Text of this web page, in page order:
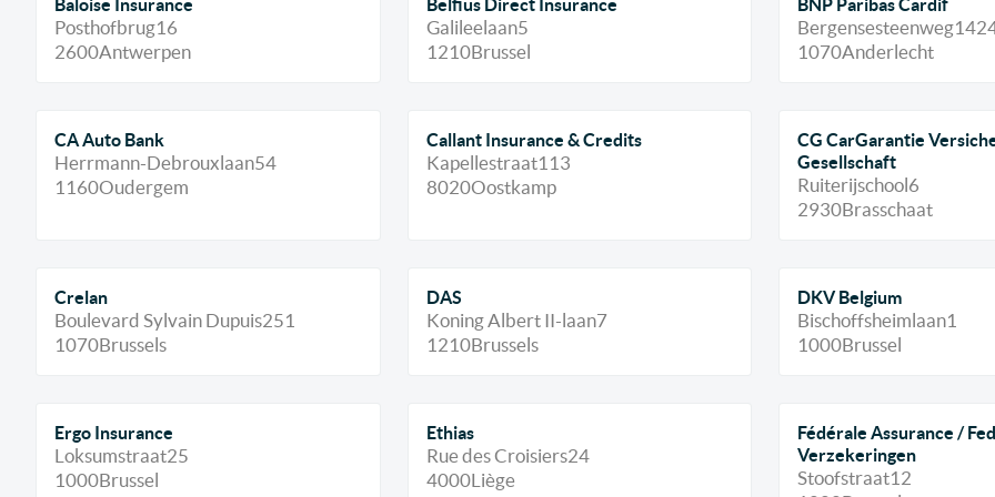
Baloise Insurance
Posthofbrug16
2600Antwerpen
Belfius Direct Insurance
Galileelaan5
1210Brussel
BNP Paribas Cardif
Bergensesteenweg
1070Anderlecht
CA Auto Bank
Herrmann-Debrouxlaan54
1160Oudergem
Callant Insurance & Credits
Kapellestraat113
8020Oostkamp
CG CarGarantie
Gesellschaft
Ruiterijschool 6
2930Brasschaat
Crelan
Boulevard Sylvain Dupuis251
1070Brussels
DAS
Koning Albert II-laan7
1210Brussels
DKV Belgium
Bischoffsheimlaan1
1000Brussel
Ergo Insurance
Loksumstraat25
1000Brussel
Ethias
Rue des Croisiers24
4000Liège
Fédérale Assurance /
Verzekeringen
Stoofstraat12